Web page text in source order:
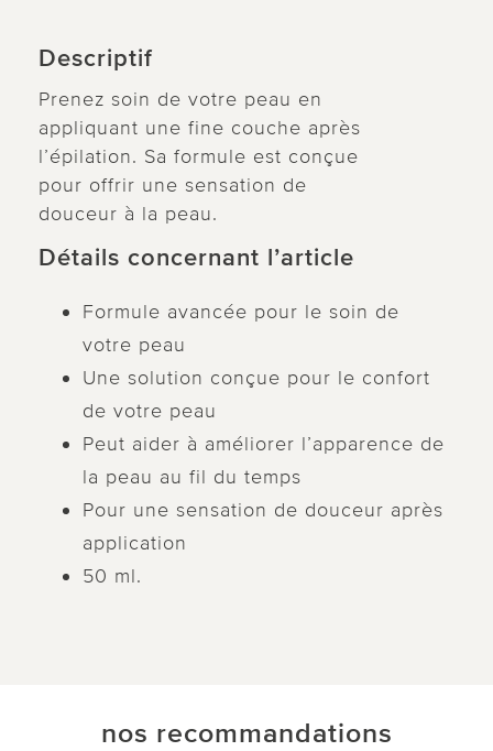
Descriptif
Prenez soin de votre peau en
appliquant une fine couche après
l’épilation. Sa formule est conçue
pour offrir une sensation de
douceur à la peau.
Détails concernant l’article
Formule avancée pour le soin de
votre peau
Une solution conçue pour le confort
de votre peau
Peut aider à améliorer l’apparence de
la peau au fil du temps
Pour une sensation de douceur après
application
50 ml.
nos recommandations